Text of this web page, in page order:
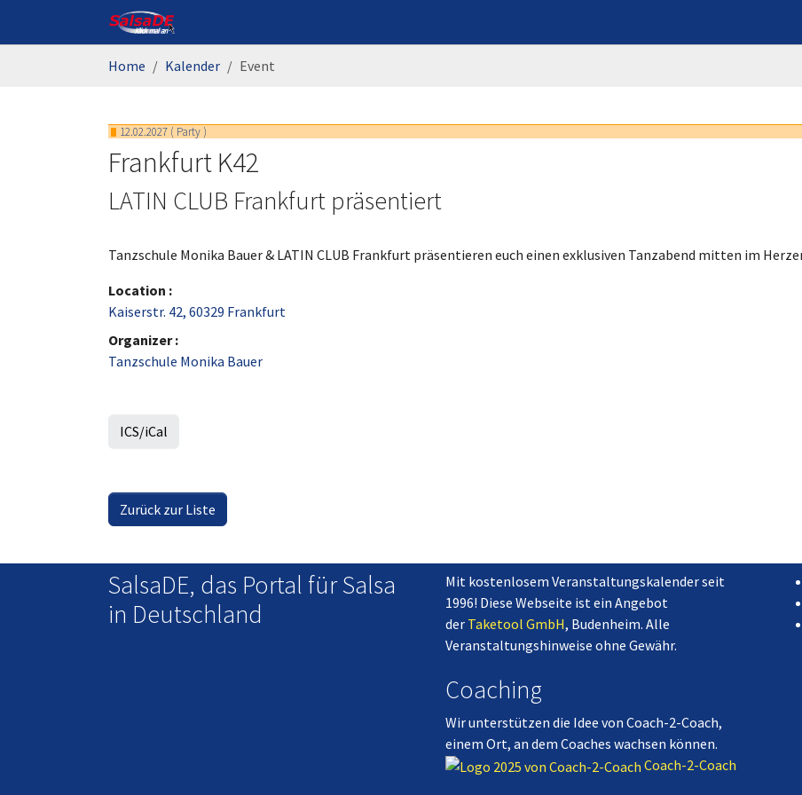
Skip to main content
Home Kalender Event
12.02.2027 ( Party )
Frankfurt K42
LATIN CLUB Frankfurt präsentiert
Tanzschule Monika Bauer & LATIN CLUB Frankfurt präsentieren euch einen exklusiven Tanzabend mitten im
Location :
Kaiserstr. 42, 60329 Frankfurt
Organizer :
Tanzschule Monika Bauer
ICS/iCal
Zurück zur Liste
SalsaDE, das Portal für Salsa
in Deutschland
Mit kostenlosem Veranstaltungskalender seit
1996! Diese Webseite ist ein Angebot
der Taketool GmbH, Budenheim. Alle
Veranstaltungshinweise ohne Gewähr.
Coaching
Wir unterstützen die Idee von Coach-2-Coach,
einem Ort, an dem Coaches wachsen können.
Coach-2-Coach